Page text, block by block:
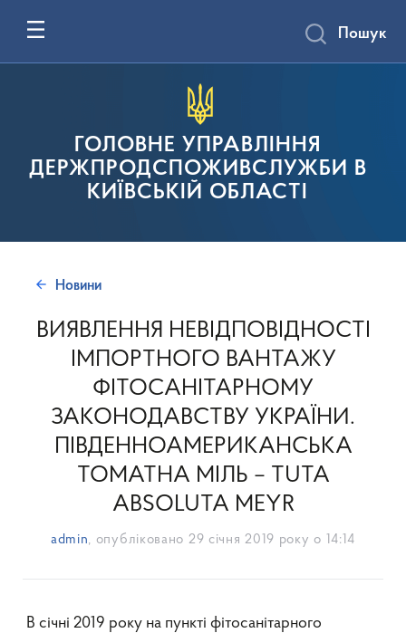
ГОЛОВНЕ УПРАВЛІННЯ
ДЕРЖПРОДСПОЖИВСЛУЖБИ В
КИЇВСЬКІЙ ОБЛАСТІ
Пошук
Новини
ВИЯВЛЕННЯ НЕВІДПОВІДНОСТІ
ІМПОРТНОГО ВАНТАЖУ
ФІТОСАНІТАРНОМУ
ЗАКОНОДАВСТВУ УКРАЇНИ.
ПІВДЕННОАМЕРИКАНСЬКА
ТОМАТНА МІЛЬ – TUTA
ABSOLUTA MEYR
admin, опубліковано 29 січня 2019 року о 14:14
В січні 2019 року на пункті фітосанітарного